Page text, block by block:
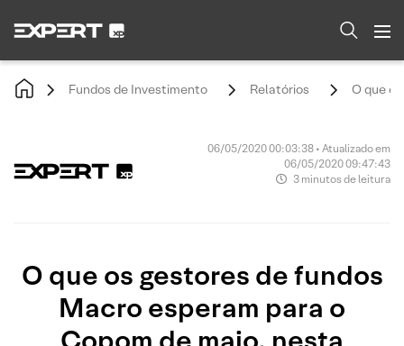
Fundos de Investimento Relatórios O que
06/05/2020 00:03:38 • Atualizado em
06/05/2020 09:47:43
3 minutos de leitura
O que os gestores de fundos
Macro esperam para o